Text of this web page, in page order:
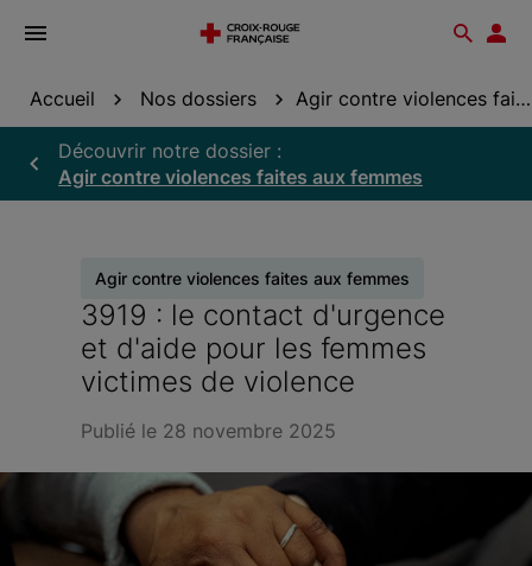
Ouvrir
Accueil Nos dossiers Agir contre violences faites aux femmes
Découvrir notre dossier :
Agir contre violences faites aux femmes
Agir contre violences faites aux femmes
3919 : le contact d'urgence
et d'aide pour les femmes
victimes de violence
Publié le 28 novembre 2025